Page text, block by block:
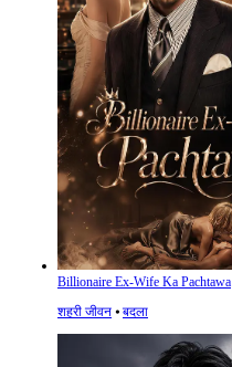
Billionaire Ex-Wife Ka Pachtawa
शहरी जीवन ⦁ बदला